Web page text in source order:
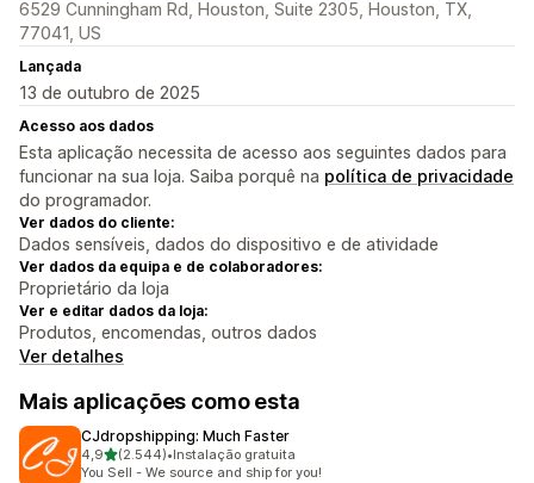
6529 Cunningham Rd, Houston, Suite 2305, Houston, TX,
77041, US
Lançada
13 de outubro de 2025
Acesso aos dados
Esta aplicação necessita de acesso aos seguintes dados para
funcionar na sua loja. Saiba porquê na política de privacidade
do programador.
Ver dados do cliente:
Dados sensíveis, dados do dispositivo e de atividade
Ver dados da equipa e de colaboradores:
Proprietário da loja
Ver e editar dados da loja:
Produtos, encomendas, outros dados
Ver detalhes
Mais aplicações como esta
CJdropshipping: Much Faster
4,9de 5 estrelas
(2.544)
2544 total de avaliações
•Instalação gratuita
You Sell - We source and ship for you!